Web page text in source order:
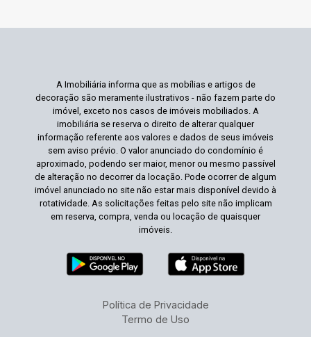
A Imobiliária informa que as mobílias e artigos de
decoração são meramente ilustrativos - não fazem parte do
imóvel, exceto nos casos de imóveis mobiliados. A
imobiliária se reserva o direito de alterar qualquer
informação referente aos valores e dados de seus imóveis
sem aviso prévio. O valor anunciado do condomínio é
aproximado, podendo ser maior, menor ou mesmo passível
de alteração no decorrer da locação. Pode ocorrer de algum
imóvel anunciado no site não estar mais disponível devido à
rotatividade. As solicitações feitas pelo site não implicam
em reserva, compra, venda ou locação de quaisquer
imóveis.
Política de Privacidade
Termo de Uso